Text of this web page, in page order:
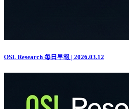
OSL Research 每日早報 | 2026.03.12